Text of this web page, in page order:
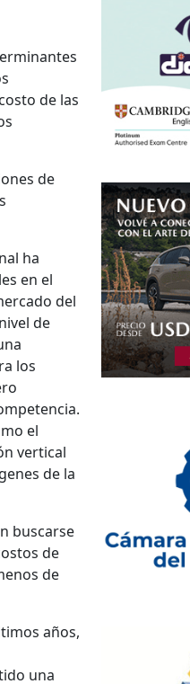
de las
de
ha
en el
del
de
los
el
vertical
de la
buscarse
de
de
años,
una